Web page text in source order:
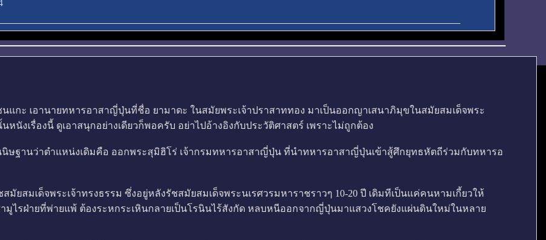
แกะ เอานายทหารอาสาญี่ปุ่นที่ชื่อ ยามาดะ ในสมัยพระเจ้าปราสาททอง มาเป็นออกญาเสนาภิมุขในสมัยสมเด็จพระ
นังเรื่องนี้ ดูเอาสนุกอย่างเดียวก็พอครับ อย่าไปอ้างอิงกับประวัติศาสตร์ เพราะไม่ถูกต้อง
ษฐานว่าตำแหน่งเดิมคือ ออกพระสุมิฮิโร่ เจ้ากรมทหารอาสาญี่ปุ่น ที่นำทหารอาสาญี่ปุ่นเข้าสู้ศึกยุทธหัตถีร่วมกับทหารอ
ยสมเด็จพระเจ้าทรงธรรม ซึ่งอยู่หลังรัชสมัยสมเด็จพระนเรศวรมหาราชราวๆ 10-20 ปี เดิมทีเป็นแค่คนหามเกี้ยวให้
มูไรฝ่ายที่พ่ายแพ้ ต้องระหกระเหินกลายเป็นโรนินไร้สังกัด หลบหนีออกจากญี่ปุ่นมาแสวงโชคยังแผ่นดินใหม่ในหลาย